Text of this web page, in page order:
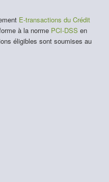
E-transactions du Crédit
à la norme PCI-DSS en
éligibles sont soumises au